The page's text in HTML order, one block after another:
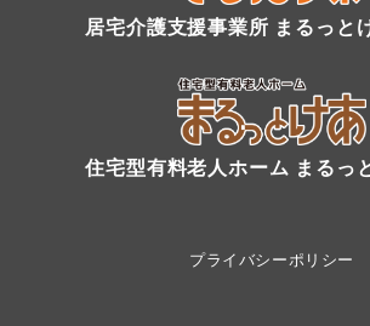
居宅介護支援事業所 まるっと
住宅型有料老人ホーム まるっ
プライバシーポリシー